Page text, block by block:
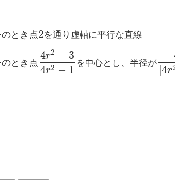
のと き
のと き
点2を通 り 虚軸に平行な直線
点
4r2 − 3
4r2 − 1
を中心と し 、半径が
|4r2